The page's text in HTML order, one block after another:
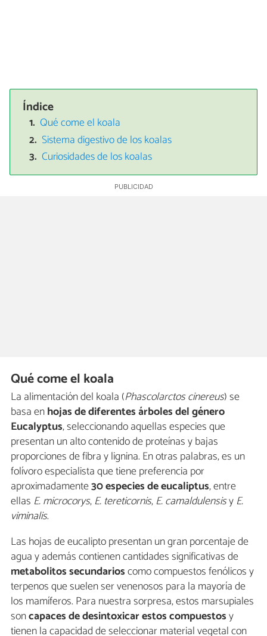
Índice
Qué come el koala
Sistema digestivo de los koalas
Curiosidades de los koalas
Qué come el koala
La alimentación del koala (Phascolarctos cinereus) se
basa enhojas de diferentes árboles del género
Eucalyptus, seleccionando aquellas especies que
presentan un alto contenido de proteínas y bajas
proporciones de fibra y lignina. En otras palabras, es un
folívoro especialista que tiene preferencia por
aproximadamente30 especies de eucaliptus, entre
ellas E. microcorys,E. tereticornis,E. camaldulensisyE.
viminalis.
Las hojas de eucalipto presentan un gran porcentaje de
agua y además contienen cantidades significativas de
metabolitos secundarioscomo compuestos fenólicos y
terpenos que suelen ser venenosos para la mayoría de
los mamíferos. Para nuestra sorpresa, estos marsupiales
soncapaces de desintoxicar estos compuestosy
tienen la capacidad de seleccionar material vegetal con